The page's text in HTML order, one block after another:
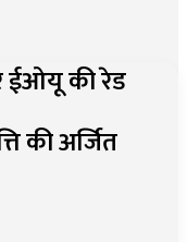
ईओयू की रेड
की अर्जित